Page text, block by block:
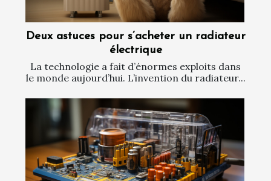
Deux astuces pour s’acheter un radiateur
électrique
La technologie a fait d’énormes exploits dans
le monde aujourd’hui. L’invention du radiateur...